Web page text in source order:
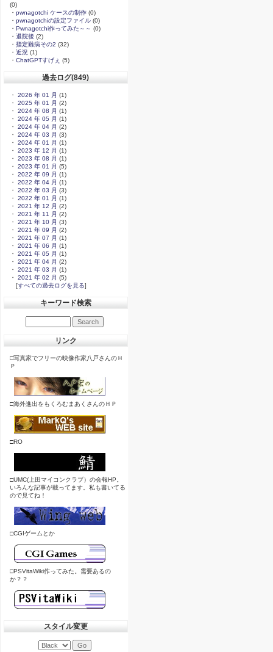
(0)
・ pwnagotchi ケースの制作 (0)
・ pwnagotchiの設定ファイル (0)
・ Pwnagotchi作ってみた～～ (0)
・ 退院後 (2)
・ 指定難病その2 (32)
・ 近況 (1)
・ ChatGPTすげぇ (5)
過去ログ(849)
・ 2026 年 01 月 (1)
・
2025 年 01 月 (2)
・
2024 年 08 月 (1)
・
2024 年 05 月 (1)
・
2024 年 04 月 (2)
・
2024 年 03 月 (3)
・
2024 年 01 月 (1)
・
2023 年 12 月 (1)
・
2023 年 08 月 (1)
・
2023 年 01 月 (5)
・
2022 年 09 月 (1)
・
2022 年 04 月 (1)
・
2022 年 03 月 (3)
・
2022 年 01 月 (1)
・
2021 年 12 月 (2)
・
2021 年 11 月 (2)
・
2021 年 10 月 (3)
・
2021 年 09 月 (2)
・
2021 年 07 月 (1)
・
2021 年 06 月 (1)
・
2021 年 05 月 (1)
・
2021 年 04 月 (2)
・
2021 年 03 月 (1)
・
2021 年 02 月 (5)
[すべての過去ログを見る]
キーワード検索
リンク
□写真家でフリーの映像作家八戸さんのＨ
Ｐ
□海外進出をもくろむまあくさんのＨＰ
□RO
□UMC(上田マイコンクラブ）の会報HP。
いろんな記事が載ってます。私も書いてる
ので見てね！
□CGIゲームとか
□PSVitaWiki作ってみた。需要あるの
か？？
スタイル変更